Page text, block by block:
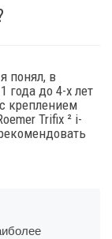
понял, в
года до 4-х лет
креплением
Trifix ² i-